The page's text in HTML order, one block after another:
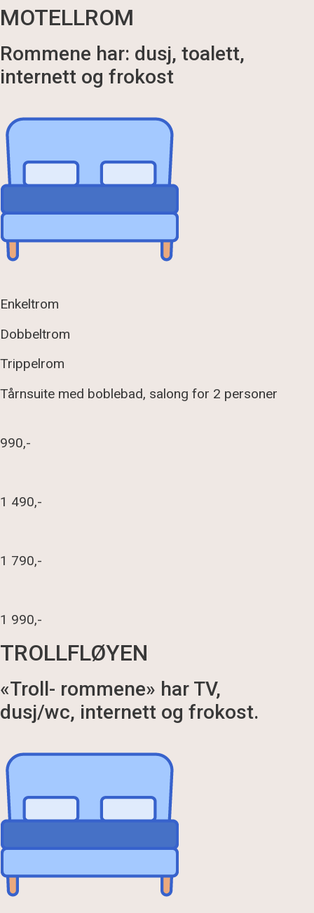
MOTELLROM
Rommene har: dusj, toalett,
internett og frokost
Enkeltrom
Dobbeltrom
Trippelrom
Tårnsuite med boblebad, salong for 2 personer
990,-
1 490,-
1 790,-
1 990,-
TROLLFLØYEN
«Troll- rommene» har TV,
dusj/wc, internett og frokost.